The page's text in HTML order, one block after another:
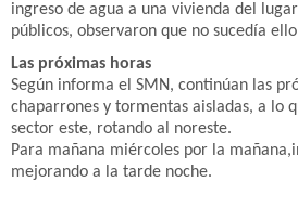
ingreso de agua a una vivienda del
públicos, observaron que no sucedía
Las próximas horas
Según informa el SMN, continúan las
chaparrones y tormentas aisladas, a lo
sector este, rotando al noreste.
Para mañana miércoles por la
mejorando a la tarde noche.